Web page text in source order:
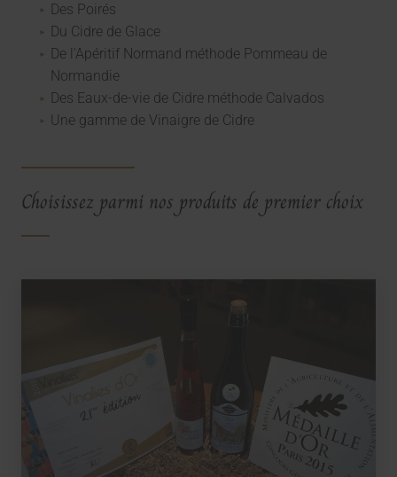
Des Poirés
Du Cidre de Glace
De l'Apéritif Normand méthode Pommeau de
Normandie
Des Eaux-de-vie de Cidre méthode Calvados
Une gamme de Vinaigre de Cidre
Choisissez parmi nos produits de premier choix